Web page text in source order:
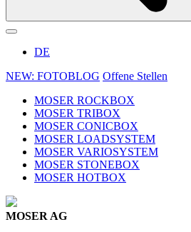
DE
NEW: FOTOBLOG Offene Stellen
MOSER ROCKBOX
MOSER TRIBOX
MOSER CONICBOX
MOSER LOADSYSTEM
MOSER VARIOSYSTEM
MOSER STONEBOX
MOSER HOTBOX
MOSER AG